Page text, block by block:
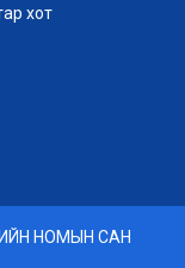
хот
НОМЫН САН